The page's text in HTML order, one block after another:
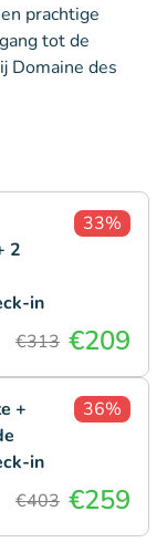
prachtige
tot de
Domaine des
2
in
33%
€313 €209
+
in
36%
€403 €259